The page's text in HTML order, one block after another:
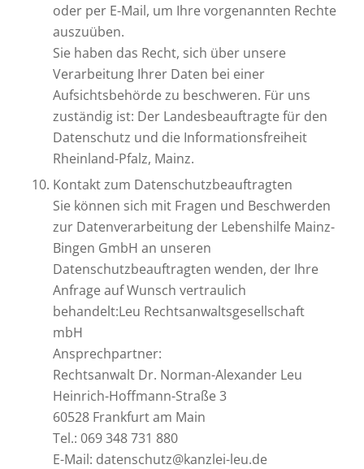
oder per E-Mail, um Ihre vorgenannten Rechte
auszuüben.
Sie haben das Recht, sich über unsere
Verarbeitung Ihrer Daten bei einer
Aufsichtsbehörde zu beschweren. Für uns
zuständig ist: Der Landesbeauftragte für den
Datenschutz und die Informationsfreiheit
Rheinland-Pfalz, Mainz.
Kontakt zum Datenschutzbeauftragten
Sie können sich mit Fragen und Beschwerden
zur Datenverarbeitung der Lebenshilfe Mainz-
Bingen GmbH an unseren
Datenschutzbeauftragten wenden, der Ihre
Anfrage auf Wunsch vertraulich
behandelt:Leu Rechtsanwaltsgesellschaft
mbH
Ansprechpartner:
Rechtsanwalt Dr. Norman-Alexander Leu
Heinrich-Hoffmann-Straße 3
60528 Frankfurt am Main
Tel.: 069 348 731 880
E-Mail: datenschutz@kanzlei-leu.de